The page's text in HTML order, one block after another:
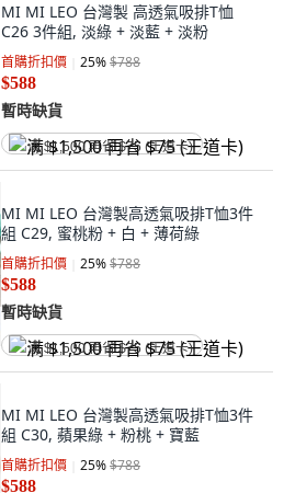
MI MI LEO 台灣製 高透氣吸排T恤
C26 3件組, 淡綠 + 淡藍 + 淡粉
首購折扣價 25%$788
$588
暫時缺貨
满 $1,500 再省 $75 (王道卡)
MI MI LEO 台灣製高透氣吸排T恤3件
組 C29, 蜜桃粉 + 白 + 薄荷綠
首購折扣價 25%$788
$588
暫時缺貨
满 $1,500 再省 $75 (王道卡)
MI MI LEO 台灣製高透氣吸排T恤3件
組 C30, 蘋果綠 + 粉桃 + 寶藍
首購折扣價 25%$788
$588